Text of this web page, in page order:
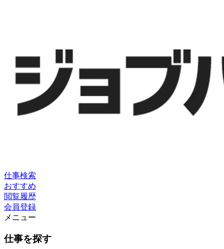
仕事検索
おすすめ
閲覧履歴
会員登録
メニュー
仕事を探す